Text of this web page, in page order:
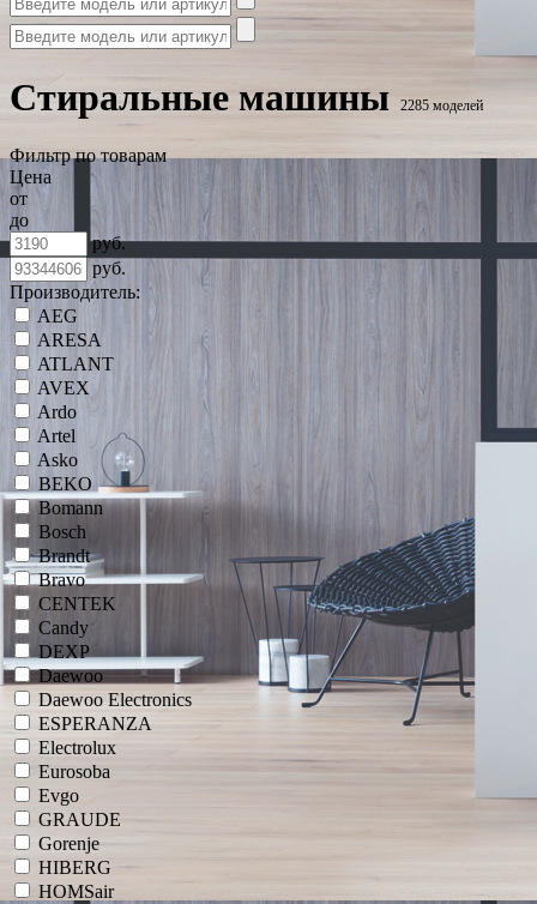
Стиральные машины 2285 моделей
Фильтр по товарам
Цена
от
до
руб.
руб.
Производитель:
AEG
ARESA
ATLANT
AVEX
Ardo
Artel
Asko
BEKO
Bomann
Bosch
Brandt
Bravo
CENTEK
Candy
DEXP
Daewoo
Daewoo Electronics
ESPERANZA
Electrolux
Eurosoba
Evgo
GRAUDE
Gorenje
HIBERG
HOMSair